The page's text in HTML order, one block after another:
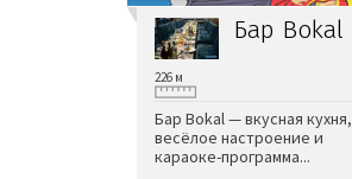
Бар Bokal
226 м
Бар Bokal — вкусная кухня,
весёлое настроение и
караоке-программа...